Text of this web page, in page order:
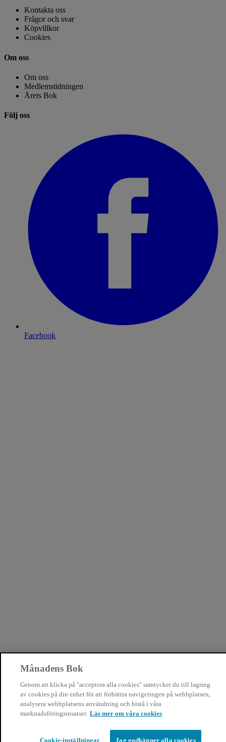
Kontakta oss
Frågor och svar
Köpvillkor
Cookies
Om oss
Om oss
Medlemstidningen
Årets Bok
Följ oss
Facebook
Månadens Bok
Genom att klicka på "acceptera alla cookies" samtycker du till lagring
av cookies på din enhet för att förbättra navigeringen på webbplatsen,
analysera webbplatsens användning och bistå i våra
marknadsföringsinsatser. Läs mer om våra cookies
Cookie-inställningar Jag godkänner alla cookies